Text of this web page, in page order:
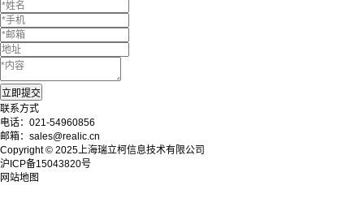
联系方式
电话：021-54960856
邮箱：sales@realic.cn
Copyright © 2025上海瑞立柯信息技术有限公司
沪ICP备15043820号
网站地图